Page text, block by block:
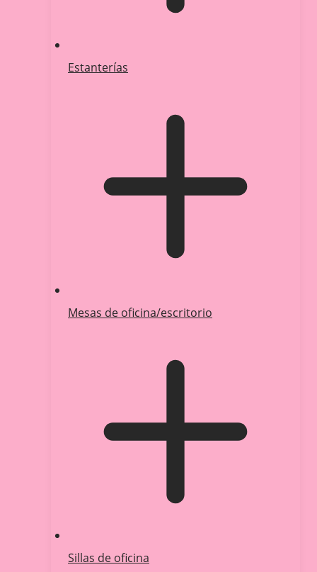
Estanterías
Mesas de oficina/escritorio
Sillas de oficina